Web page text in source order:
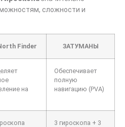
сложности и
Finder ЗАТУМАНЫ
на
Обеспечивает
полную
навигацию (PVA)
3 гироскопа + 3